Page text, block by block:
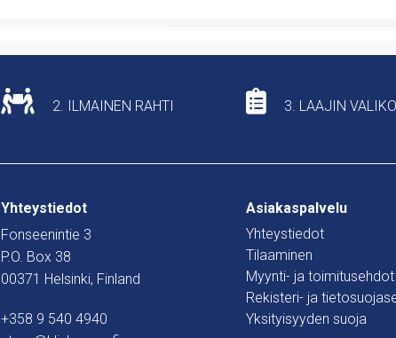
2. ILMAINEN RAHTI 3. LAAJIN
Yhteystiedot
Fonseenintie 3
P.O. Box 38
00371 Helsinki, Finland
+358 9 540 4940
Asiakaspalvelu
Yhteystiedot
Tilaaminen
Myynti- ja toimitusehdot
Rekisteri- ja
Yksityisyyden suoja